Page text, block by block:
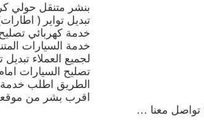
بنشر متنقل حولي
تبديل تواير (
خدمة كهربائي
خدمة السيارات
لجميع العملاء
تصليح السيارات
الطريق اطلب
اقرب بشر من